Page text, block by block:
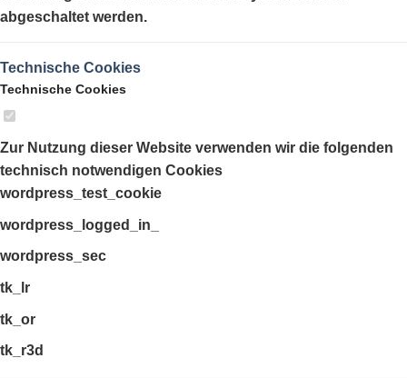
abgeschaltet werden.
Technische Cookies
Technische Cookies
Zur Nutzung dieser Website verwenden wir die folgenden
technisch notwendigen Cookies
wordpress_test_cookie
wordpress_logged_in_
wordpress_sec
tk_lr
tk_or
tk_r3d